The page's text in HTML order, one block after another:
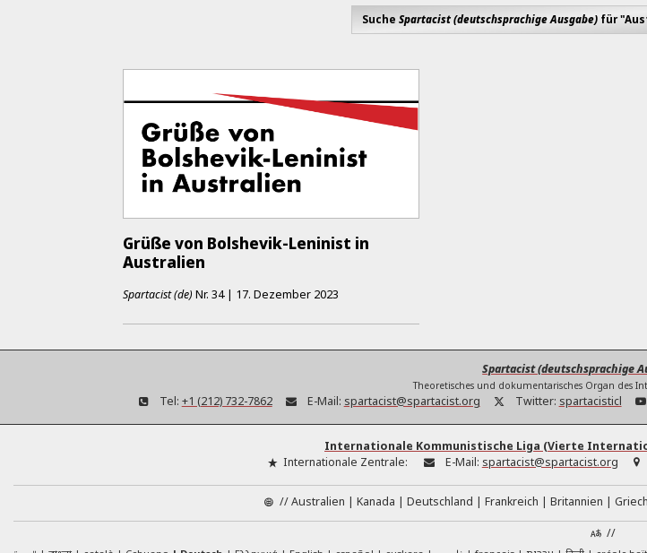
SucheSpartacist (deutschsprachige Ausgabe) für
Grüße von Bolshevik-Leninist in
Australien
Spartacist (de) Nr.34 | 17. Dezember 2023
Spartacist (deutschsprachige
Theoretisches und dokumentarisches Organ des
Tel: +1 (212) 732-7862 E-Mail: spartacist@spartacist.org Twitter: spartacisticl
Internationale Kommunistische Liga (Vierte
Internationale Zentrale:
E-Mail: spartacist@spartacist.org
//Australien Kanada Deutschland Frankreich Britannien
//